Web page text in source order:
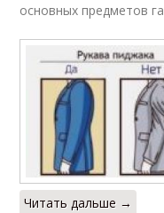
основных предметов
Читать дальше →